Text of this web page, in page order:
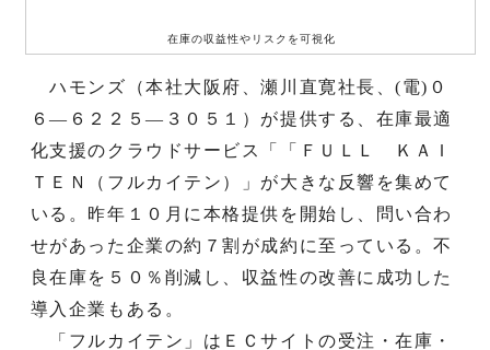
在庫の収益性やリスクを可視化
ハモンズ（本社大阪府、瀬川直寛社長、(電)０
６―６２２５―３０５１）が提供する、在庫最適
化支援のクラウドサービス「「ＦＵＬＬ ＫＡＩ
ＴＥＮ（フルカイテン）」が大きな反響を集めて
いる。昨年１０月に本格提供を開始し、問い合わ
せがあった企業の約７割が成約に至っている。不
良在庫を５０％削減し、収益性の改善に成功した
導入企業もある。
「フルカイテン」はＥＣサイトの受注・在庫・